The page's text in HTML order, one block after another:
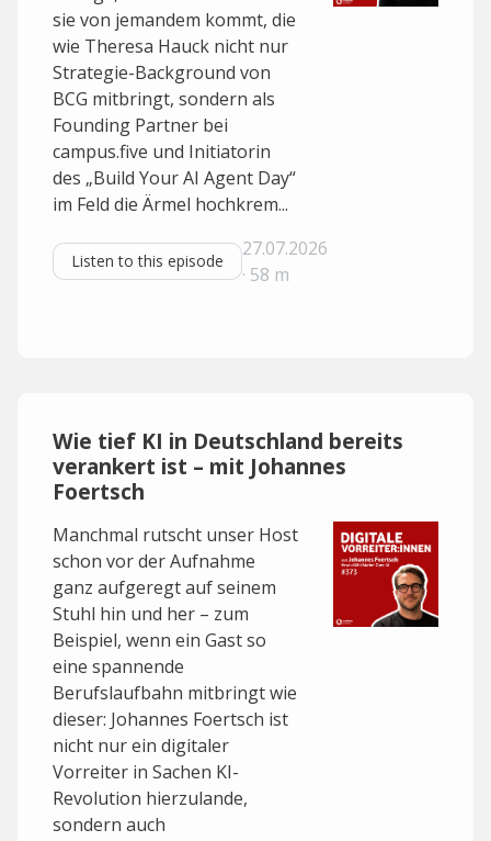
sie von jemandem kommt, die
wie Theresa Hauck nicht nur
Strategie-Background von
BCG mitbringt, sondern als
Founding Partner bei
campus.five und Initiatorin
des „Build Your AI Agent Day“
im Feld die Ärmel hochkrem...
Listen to this episode
27.07.2026
· 58 m
Wie tief KI in Deutschland bereits
verankert ist – mit Johannes
Foertsch
Manchmal rutscht unser Host
schon vor der Aufnahme
ganz aufgeregt auf seinem
Stuhl hin und her – zum
Beispiel, wenn ein Gast so
eine spannende
Berufslaufbahn mitbringt wie
dieser: Johannes Foertsch ist
nicht nur ein digitaler
Vorreiter in Sachen KI-
Revolution hierzulande,
sondern auch